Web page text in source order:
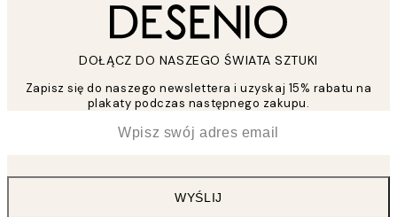
DOŁĄCZ DO NASZEGO ŚWIATA SZTUKI
Zapisz się do naszego newslettera i uzyskaj 15% rabatu na
plakaty podczas następnego zakupu.
WYŚLIJ